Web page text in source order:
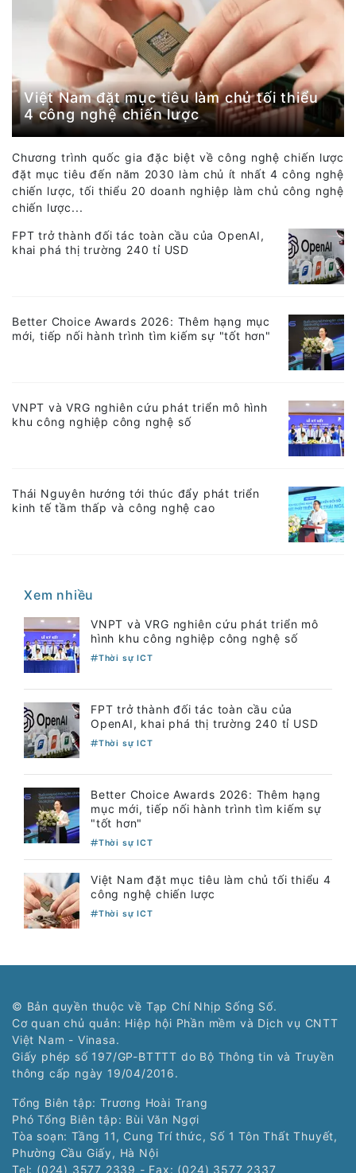
Việt Nam đặt mục tiêu làm chủ tối thiểu
4 công nghệ chiến lược
Chương trình quốc gia đặc biệt về công nghệ chiến lược
đặt mục tiêu đến năm 2030 làm chủ ít nhất 4 công nghệ
chiến lược, tối thiểu 20 doanh nghiệp làm chủ công nghệ
chiến lược...
FPT trở thành đối tác toàn cầu của OpenAI,
khai phá thị trường 240 tỉ USD
Better Choice Awards 2026: Thêm hạng mục
mới, tiếp nối hành trình tìm kiếm sự "tốt hơn"
VNPT và VRG nghiên cứu phát triển mô hình
khu công nghiệp công nghệ số
Thái Nguyên hướng tới thúc đẩy phát triển
kinh tế tầm thấp và công nghệ cao
Xem nhiều
VNPT và VRG nghiên cứu phát triển mô
hình khu công nghiệp công nghệ số
Thời sự ICT
FPT trở thành đối tác toàn cầu của
OpenAI, khai phá thị trường 240 tỉ USD
Thời sự ICT
Better Choice Awards 2026: Thêm hạng
mục mới, tiếp nối hành trình tìm kiếm sự
"tốt hơn"
Thời sự ICT
Việt Nam đặt mục tiêu làm chủ tối thiểu 4
công nghệ chiến lược
Thời sự ICT
© Bản quyền thuộc về Tạp Chí Nhịp Sống Số.
Cơ quan chủ quản: Hiệp hội Phần mềm và Dịch vụ CNTT
Việt Nam - Vinasa.
Giấy phép số 197/GP-BTTTT do Bộ Thông tin và Truyền
thông cấp ngày 19/04/2016.
Tổng Biên tập: Trương Hoài Trang
Phó Tổng Biên tập: Bùi Văn Ngợi
Tòa soạn: Tầng 11, Cung Trí thức, Số 1 Tôn Thất Thuyết,
Phường Cầu Giấy, Hà Nội
Tel: (024) 3577 2339 - Fax: (024) 3577 2337